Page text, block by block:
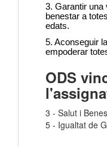
3. Garantir una
benestar a
edats.
5. Aconseguir
empoderar
ODS
3 - Salut i
5 - Igualtat de